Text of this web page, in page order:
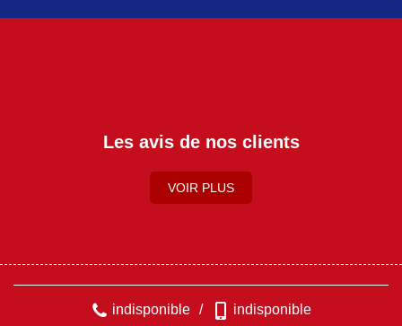
Les avis de nos clients
VOIR PLUS
indisponible / indisponible